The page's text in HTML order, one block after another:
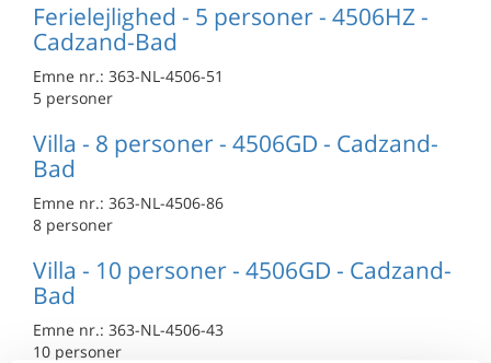
Ferielejlighed - 5 personer - 4506HZ -
Cadzand-Bad
Emne nr.: 363-NL-4506-51
5 personer
Villa - 8 personer - 4506GD - Cadzand-
Bad
Emne nr.: 363-NL-4506-86
8 personer
Villa - 10 personer - 4506GD - Cadzand-
Bad
Emne nr.: 363-NL-4506-43
10 personer